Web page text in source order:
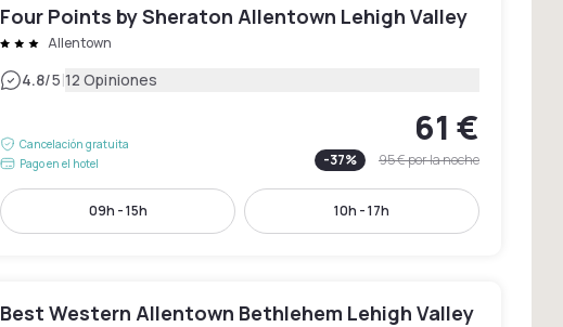
Four Points by Sheraton Allentown Lehigh Valley
Allentown
4.8/5|12 Opiniones
Cancelación gratuita
Pago en el hotel
61 €
-37% 95 €por la noche
09h - 15h 10h - 17h
Best Western Allentown Bethlehem Lehigh Valley